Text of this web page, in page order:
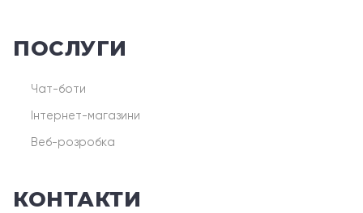
ПОСЛУГИ
Чат-боти
Інтернет-магазини
Веб-розробка
КОНТАКТИ